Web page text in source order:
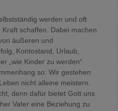
werden und oft
schaffen. Dabei machen
äußeren und
Kontostand, Urlaub,
„wie Kinder zu werden“
so: Wir gestehen
nicht alleine meistern.
denn dafür bietet Gott uns
Vater eine Beziehung zu